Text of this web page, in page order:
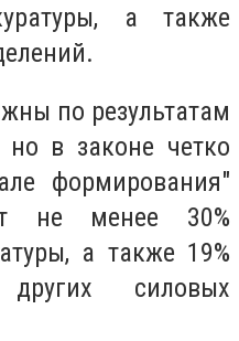
а также
по результатам
но в законе четко
формирования"
не менее 30%
а также 19%
силовых